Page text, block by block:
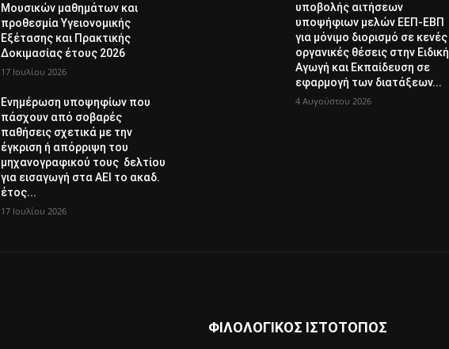
Μουσικών μαθημάτων και
προθεσμία Υγειονομικής
Εξέτασης και Πρακτικής
Δοκιμασίας έτους 2026
17 Ιουλίου 2026
Ενημέρωση υποψηφίων που
πάσχουν από σοβαρές
παθήσεις σχετικά με την
έγκριση ή απόρριψη του
μηχανογραφικού τους δελτίου
για εισαγωγή στα ΑΕΙ το ακαδ.
έτος...
17 Ιουλίου 2026
υποβολής αιτήσεων
υποψήφιων μελών ΕΕΠ-ΕΒΠ
για μόνιμο διορισμό σε κενές
οργανικές θέσεις στην Ειδική
Αγωγή και Εκπαίδευση σε
εφαρμογή των διατάξεων...
4 Αυγούστου 2026
ΦΙΛΟΛΟΓΙΚΟΣ ΙΣΤΟΤΟΠΟΣ